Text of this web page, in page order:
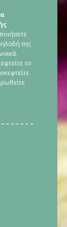
της
το